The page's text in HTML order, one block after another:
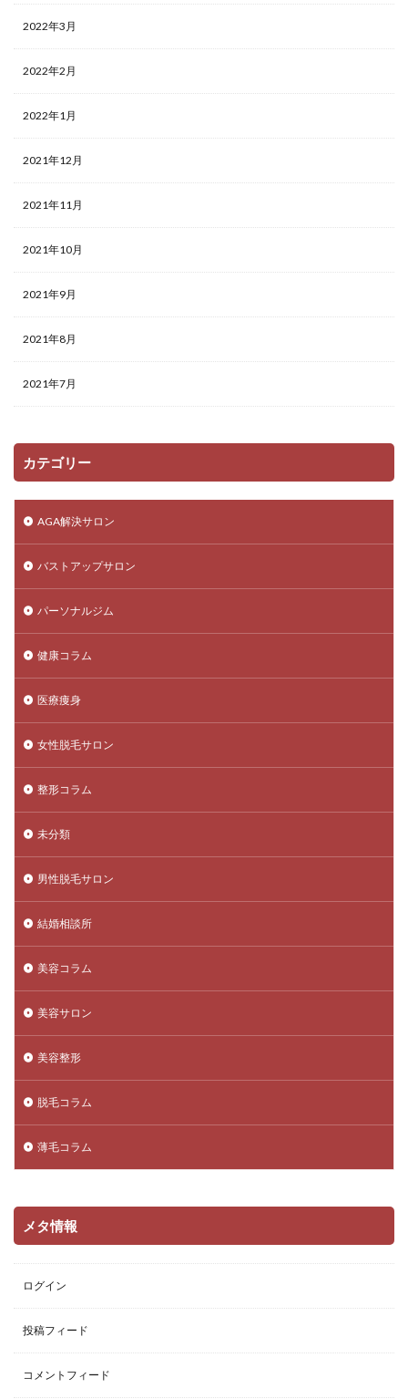
2022年3月
2022年2月
2022年1月
2021年12月
2021年11月
2021年10月
2021年9月
2021年8月
2021年7月
カテゴリー
AGA解決サロン
バストアップサロン
パーソナルジム
健康コラム
医療痩身
女性脱毛サロン
整形コラム
未分類
男性脱毛サロン
結婚相談所
美容コラム
美容サロン
美容整形
脱毛コラム
薄毛コラム
メタ情報
ログイン
投稿フィード
コメントフィード